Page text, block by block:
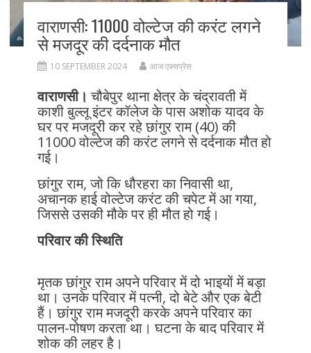
वाराणसी: 11000 वोल्टेज की करंट लगने
से मजदूर की दर्दनाक मौत
10 SEPTEMBER 2024 आज एक्सप्रेस
वाराणसी।चौबेपुर थाना क्षेत्र के चंद्रावती में
काशी बुल्लू इंटर कॉलेज के पास अशोक यादव के
घर पर मजदूरी कर रहे छांगुर राम (40) की
11000 वोल्टेज की करंट लगने से दर्दनाक मौत हो
गई।
छांगुर राम, जो कि धौरहरा का निवासी था,
अचानक हाई वोल्टेज करंट की चपेट में आ गया,
जिससे उसकी मौके पर ही मौत हो गई।
परिवार की स्थिति
मृतक छांगुर राम अपने परिवार में दो भाइयों में बड़ा
था। उनके परिवार में पत्नी, दो बेटे और एक बेटी
हैं। छांगुर राम मजदूरी करके अपने परिवार का
पालन-पोषण करता था। घटना के बाद परिवार में
शोक की लहर है।